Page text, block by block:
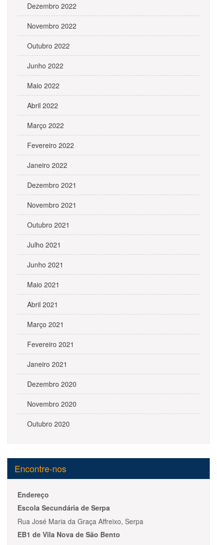
Dezembro 2022
Novembro 2022
Outubro 2022
Junho 2022
Maio 2022
Abril 2022
Março 2022
Fevereiro 2022
Janeiro 2022
Dezembro 2021
Novembro 2021
Outubro 2021
Julho 2021
Junho 2021
Maio 2021
Abril 2021
Março 2021
Fevereiro 2021
Janeiro 2021
Dezembro 2020
Novembro 2020
Outubro 2020
Encontre-nos
Endereço
Escola Secundária de Serpa
Rua José Maria da Graça Affreixo, Serpa
EB1 de Vila Nova de São Bento